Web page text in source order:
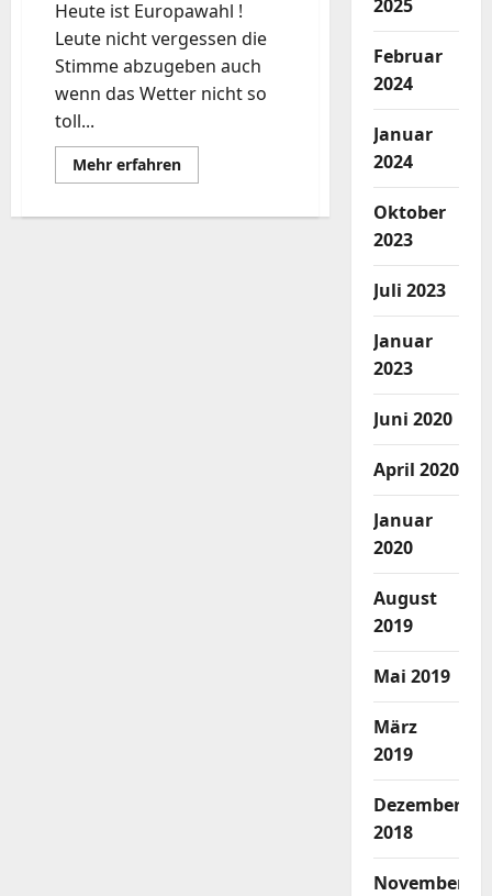
Heute ist Europawahl !
Leute nicht vergessen die
Stimme abzugeben auch
wenn das Wetter nicht so
toll...
Mehr erfahrenMehr
Informationen
2025
Februar
2024
Januar
2024
Oktober
2023
Juli 2023
Januar
2023
Juni 2020
April 2020
Januar
2020
August
2019
Mai 2019
März
2019
Dezember
2018
November